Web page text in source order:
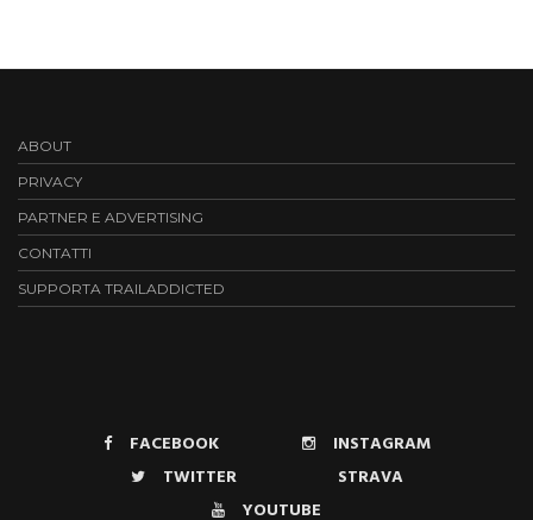
ABOUT
PRIVACY
PARTNER E ADVERTISING
CONTATTI
SUPPORTA TRAILADDICTED
FACEBOOK
INSTAGRAM
TWITTER
STRAVA
YOUTUBE